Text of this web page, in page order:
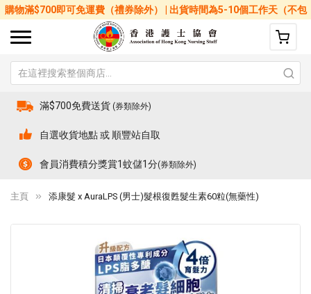
購物滿$700即可免運費（禮券除外） | 出貨時間為5-10個工作天（不包
括星期六、日及公眾假期）
滿$700免費送貨 (券類除外)
自選收貨地點 或 順豐站自取
會員消費積分獎賞1蚊儲1分(券類除外)
主頁 添康髮 x AuraLPS (男士)髮根復甦髮生素60粒(無藥性)